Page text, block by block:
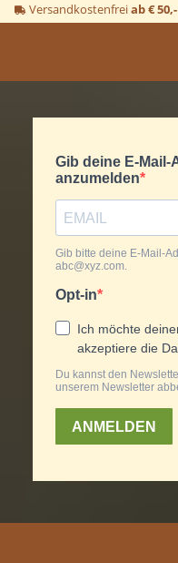
Versandkostenfreiab € 50,-